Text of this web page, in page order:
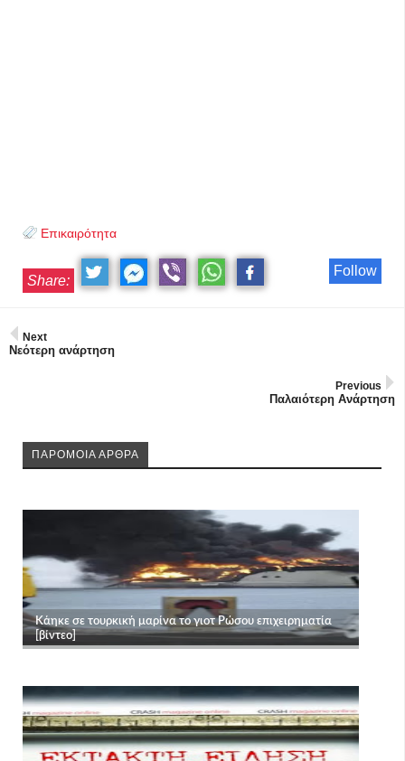
Επικαιρότητα
Follow
Share:
Next
Νεότερη ανάρτηση
Previous
Παλαιότερη Ανάρτηση
ΠΑΡΟΜΟΙΑ ΑΡΘΡΑ